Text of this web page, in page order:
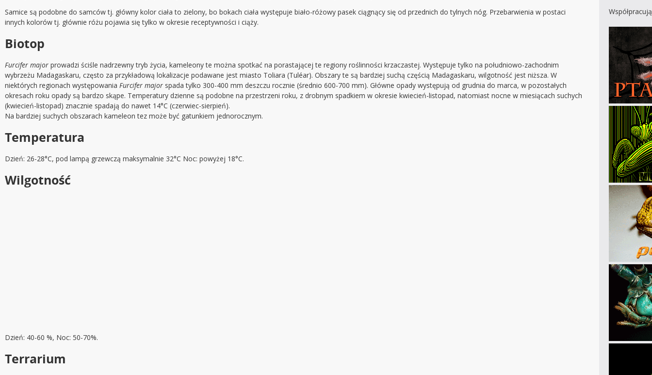
Samice są podobne do samców tj. główny kolor ciała to zielony, bo bokach ciała występuje biało-różowy pasek ciągnący się od przednich do tylnych nóg. Przebarwienia w postaci
innych kolorów tj. głównie różu pojawia się tylko w okresie receptywności i ciąży.
Biotop
Furcifer major prowadzi ściśle nadrzewny tryb życia, kameleony te można spotkać na porastającej te regiony roślinności krzaczastej. Występuje tylko na południowo-zachodnim
wybrzeżu Madagaskaru, często za przykładową lokalizacje podawane jest miasto Toliara (Tuléar). Obszary te są bardziej suchą częścią Madagaskaru, wilgotność jest niższa. W
niektórych regionach występowania Furcifer major spada tylko 300-400 mm deszczu rocznie (średnio 600-700 mm). Główne opady występują od grudnia do marca, w pozostałych
okresach roku opady są bardzo skąpe. Temperatury dzienne są podobne na przestrzeni roku, z drobnym spadkiem w okresie kwiecień-listopad, natomiast nocne w miesiącach suchych
(kwiecień-listopad) znacznie spadają do nawet 14°C (czerwiec-sierpień).
Na bardziej suchych obszarach kameleon tez może być gatunkiem jednorocznym.
Temperatura
Dzień: 26-28°C, pod lampą grzewczą maksymalnie 32°C Noc: powyżej 18°C.
Wilgotność
Dzień: 40-60 %, Noc: 50-70%.
Terrarium